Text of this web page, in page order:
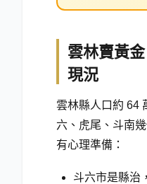
雲林賣黃
現況
雲林縣人口約 64
六、虎尾、斗南
有心理準備：
斗六市是縣治